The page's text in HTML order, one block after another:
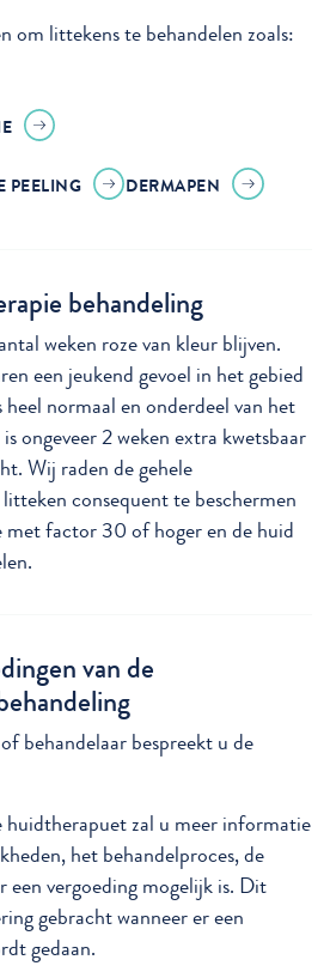
om littekens te behandelen zoals:
PEELING DERMAPEN
behandeling
weken roze van kleur blijven.
een jeukend gevoel in het gebied
normaal en onderdeel van het
ongeveer 2 weken extra kwetsbaar
Wij raden de gehele
consequent te beschermen
met factor 30 of hoger en de huid
van de
behandelaar bespreekt u de
huidtherapuet zal u meer informatie
het behandelproces, de
een vergoeding mogelijk is. Dit
gebracht wanneer er een
gedaan.